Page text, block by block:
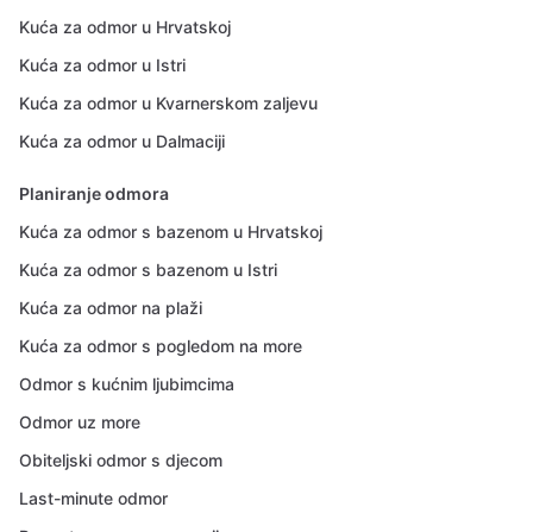
Kuća za odmor u Hrvatskoj
Kuća za odmor u Istri
Kuća za odmor u Kvarnerskom zaljevu
Kuća za odmor u Dalmaciji
Planiranje odmora
Kuća za odmor s bazenom u Hrvatskoj
Kuća za odmor s bazenom u Istri
Kuća za odmor na plaži
Kuća za odmor s pogledom na more
Odmor s kućnim ljubimcima
Odmor uz more
Obiteljski odmor s djecom
Last-minute odmor